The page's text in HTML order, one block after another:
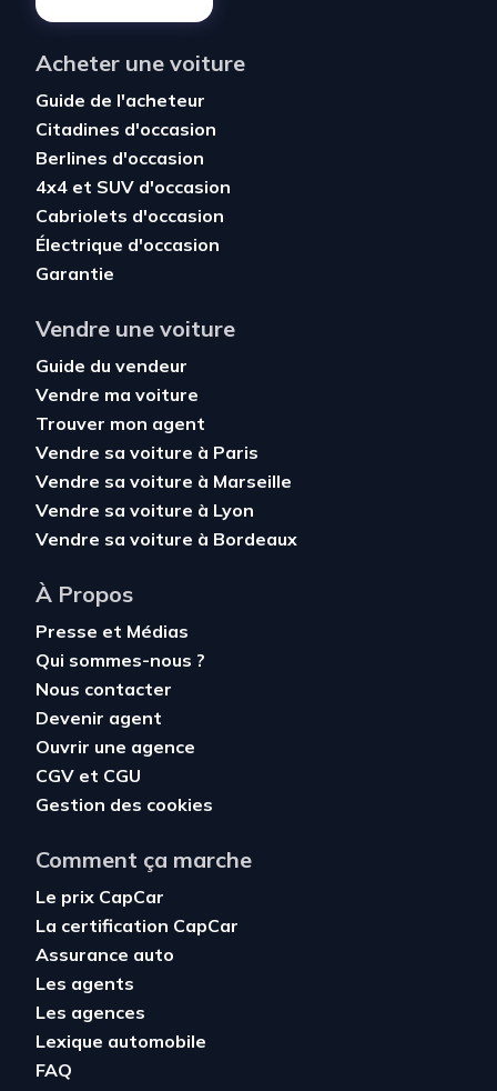
Acheter une voiture
Guide de l'acheteur
Citadines d'occasion
Berlines d'occasion
4x4 et SUV d'occasion
Cabriolets d'occasion
Électrique d'occasion
Garantie
Vendre une voiture
Guide du vendeur
Vendre ma voiture
Trouver mon agent
Vendre sa voiture à Paris
Vendre sa voiture à Marseille
Vendre sa voiture à Lyon
Vendre sa voiture à Bordeaux
À Propos
Presse et Médias
Qui sommes-nous ?
Nous contacter
Devenir agent
Ouvrir une agence
CGV et CGU
Gestion des cookies
Comment ça marche
Le prix CapCar
La certification CapCar
Assurance auto
Les agents
Les agences
Lexique automobile
FAQ